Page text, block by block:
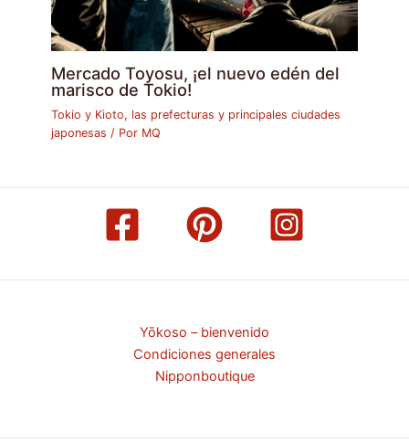
Mercado Toyosu, ¡el nuevo edén del
marisco de Tokio!
Tokio y Kioto, las prefecturas y principales ciudades
japonesas / Por MQ
Yōkoso – bienvenido
Condiciones generales
Nipponboutique